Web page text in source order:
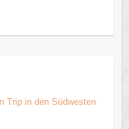
Trip in den Südwesten